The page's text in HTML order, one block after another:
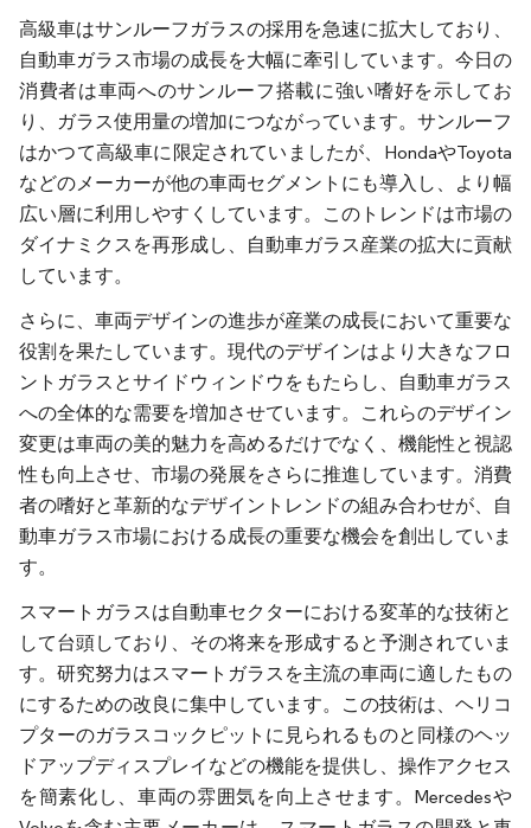
高級車はサンルーフガラスの採用を急速に拡大しており、
自動車ガラス市場の成長を大幅に牽引しています。今日の
消費者は車両へのサンルーフ搭載に強い嗜好を示してお
り、ガラス使用量の増加につながっています。サンルーフ
はかつて高級車に限定されていましたが、HondaやToyota
などのメーカーが他の車両セグメントにも導入し、より幅
広い層に利用しやすくしています。このトレンドは市場の
ダイナミクスを再形成し、自動車ガラス産業の拡大に貢献
しています。
さらに、車両デザインの進歩が産業の成長において重要な
役割を果たしています。現代のデザインはより大きなフロ
ントガラスとサイドウィンドウをもたらし、自動車ガラス
への全体的な需要を増加させています。これらのデザイン
変更は車両の美的魅力を高めるだけでなく、機能性と視認
性も向上させ、市場の発展をさらに推進しています。消費
者の嗜好と革新的なデザイントレンドの組み合わせが、自
動車ガラス市場における成長の重要な機会を創出していま
す。
スマートガラスは自動車セクターにおける変革的な技術と
して台頭しており、その将来を形成すると予測されていま
す。研究努力はスマートガラスを主流の車両に適したもの
にするための改良に集中しています。この技術は、ヘリコ
プターのガラスコックピットに見られるものと同様のヘッ
ドアップディスプレイなどの機能を提供し、操作アクセス
を簡素化し、車両の雰囲気を向上させます。Mercedesや